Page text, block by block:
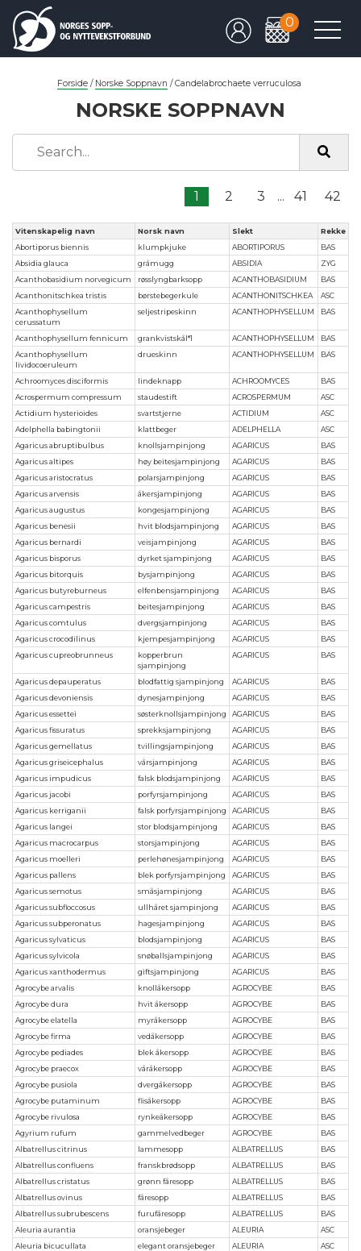
0
Forside / Norske Soppnavn / Candelabrochaete verruculosa
NORSKE SOPPNAVN
1 2 3 ... 41 42
Vitenskapelig navn Norsk navn Slekt
Rekke
Abortiporus biennis
klumpkjuke ABORTIPORUS
BAS
Absidia glauca
gråmugg ABSIDIA
ZYG
Acanthobasidium norvegicum
røsslyngbarksopp ACANTHOBASIDIUM
BAS
Acanthonitschkea tristis
børstebegerkule ACANTHONITSCHKEA
ASC
Acanthophysellum
cerussatum
seljestripeskinn ACANTHOPHYSELLUM BAS
Acanthophysellum fennicum grankvistskål*1 ACANTHOPHYSELLUM
BAS
Acanthophysellum
lividocoeruleum
drueskinn ACANTHOPHYSELLUM BAS
Achroomyces disciformis lindeknapp ACHROOMYCES
BAS
Acrospermum compressum
staudestift ACROSPERMUM
ASC
Actidium hysterioides
svartstjerne ACTIDIUM
ASC
Adelphella babingtonii
klattbeger ADELPHELLA
ASC
Agaricus abruptibulbus
knollsjampinjong AGARICUS
BAS
Agaricus altipes
høy beitesjampinjong AGARICUS
BAS
Agaricus aristocratus
polarsjampinjong AGARICUS
BAS
Agaricus arvensis
åkersjampinjong AGARICUS
BAS
Agaricus augustus
kongesjampinjong AGARICUS
BAS
Agaricus benesii
hvit blodsjampinjong AGARICUS
BAS
Agaricus bernardi
veisjampinjong AGARICUS
BAS
Agaricus bisporus
dyrket sjampinjong AGARICUS
BAS
Agaricus bitorquis
bysjampinjong AGARICUS
BAS
Agaricus butyreburneus
elfenbensjampinjong AGARICUS
BAS
Agaricus campestris
beitesjampinjong AGARICUS
BAS
Agaricus comtulus
dvergsjampinjong AGARICUS
BAS
Agaricus crocodilinus
kjempesjampinjong AGARICUS
BAS
Agaricus cupreobrunneus
kopperbrun
sjampinjong
AGARICUS BAS
Agaricus depauperatus blodfattig sjampinjong AGARICUS
BAS
Agaricus devoniensis
dynesjampinjong AGARICUS
BAS
Agaricus essettei
søsterknollsjampinjong AGARICUS
BAS
Agaricus fissuratus
sprekksjampinjong AGARICUS
BAS
Agaricus gemellatus
tvillingsjampinjong AGARICUS
BAS
Agaricus griseicephalus
vårsjampinjong AGARICUS
BAS
Agaricus impudicus
falsk blodsjampinjong AGARICUS
BAS
Agaricus jacobi
porfyrsjampinjong AGARICUS
BAS
Agaricus kerriganii
falsk porfyrsjampinjong AGARICUS
BAS
Agaricus langei
stor blodsjampinjong AGARICUS
BAS
Agaricus macrocarpus
storsjampinjong AGARICUS
BAS
Agaricus moelleri
perlehønesjampinjong AGARICUS
BAS
Agaricus pallens
blek porfyrsjampinjong AGARICUS
BAS
Agaricus semotus
småsjampinjong AGARICUS
BAS
Agaricus subfloccosus
ullhåret sjampinjong AGARICUS
BAS
Agaricus subperonatus
hagesjampinjong AGARICUS
BAS
Agaricus sylvaticus
blodsjampinjong AGARICUS
BAS
Agaricus sylvicola
snøballsjampinjong AGARICUS
BAS
Agaricus xanthodermus
giftsjampinjong AGARICUS
BAS
Agrocybe arvalis
knollåkersopp AGROCYBE
BAS
Agrocybe dura
hvit åkersopp AGROCYBE
BAS
Agrocybe elatella
myråkersopp AGROCYBE
BAS
Agrocybe firma
vedåkersopp AGROCYBE
BAS
Agrocybe pediades
blek åkersopp AGROCYBE
BAS
Agrocybe praecox
våråkersopp AGROCYBE
BAS
Agrocybe pusiola
dvergåkersopp AGROCYBE
BAS
Agrocybe putaminum
flisåkersopp AGROCYBE
BAS
Agrocybe rivulosa
rynkeåkersopp AGROCYBE
BAS
Agyrium rufum
gammelvedbeger AGROCYBE
BAS
Albatrellus citrinus
lammesopp ALBATRELLUS
BAS
Albatrellus confluens
franskbrødsopp ALBATRELLUS
BAS
Albatrellus cristatus
grønn fåresopp ALBATRELLUS
BAS
Albatrellus ovinus
fåresopp ALBATRELLUS
BAS
Albatrellus subrubescens
furufåresopp ALBATRELLUS
BAS
Aleuria aurantia
oransjebeger ALEURIA
ASC
Aleuria bicucullata
elegant oransjebeger ALEURIA
ASC